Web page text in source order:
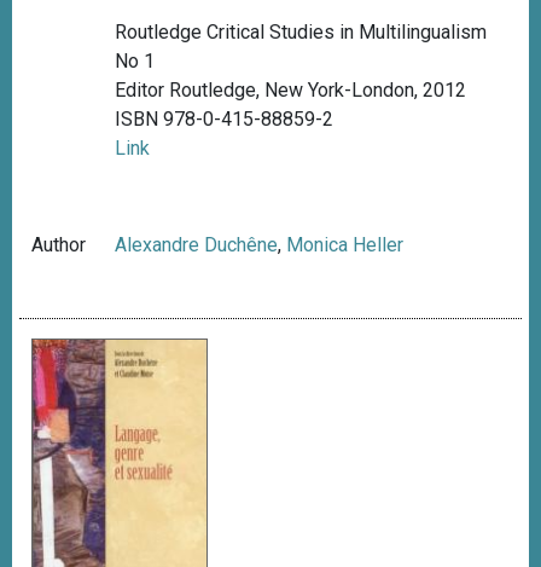
Routledge Critical Studies in Multilingualism
No 1
Editor Routledge, New York-London, 2012
ISBN 978-0-415-88859-2
Link
Author Alexandre Duchêne, Monica Heller